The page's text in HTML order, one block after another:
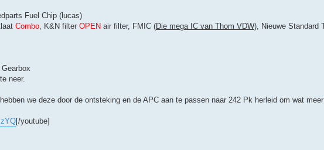
Fuel Chip (lucas)
Combo, K&N filter OPEN air filter, FMIC (Die mega IC van Thom VDW), Nieuwe Standard
neer.
we deze door de ontsteking en de APC aan te passen naar 242 Pk herleid om wat
[/youtube]